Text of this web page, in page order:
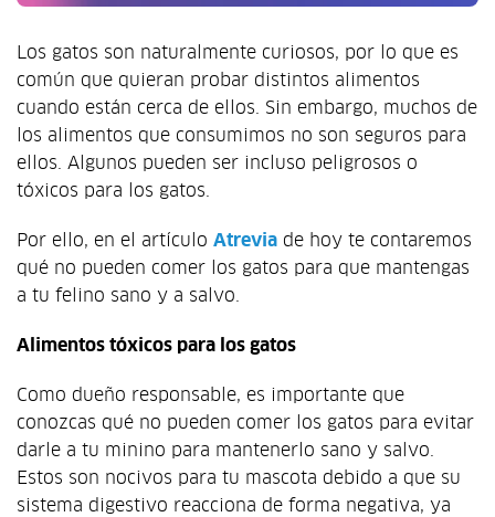
Los gatos son naturalmente curiosos, por lo que es
común que quieran probar distintos alimentos
cuando están cerca de ellos. Sin embargo, muchos de
los alimentos que consumimos no son seguros para
ellos. Algunos pueden ser incluso peligrosos o
tóxicos para los gatos.
Por ello, en el artículo Atrevia de hoy te contaremos
qué no pueden comer los gatos para que mantengas
a tu felino sano y a salvo.
Alimentos tóxicos para los gatos
Como dueño responsable, es importante que
conozcas qué no pueden comer los gatos para evitar
darle a tu minino para mantenerlo sano y salvo.
Estos son nocivos para tu mascota debido a que su
sistema digestivo reacciona de forma negativa, ya